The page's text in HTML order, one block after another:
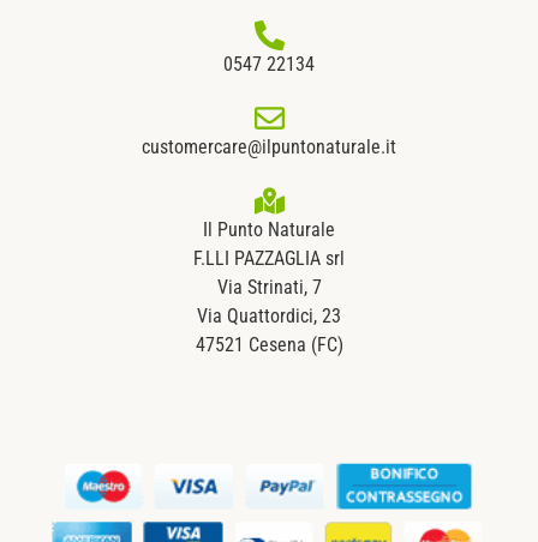
0547 22134
customercare@ilpuntonaturale.it
Il Punto Naturale
F.LLI PAZZAGLIA srl
Via Strinati, 7
Via Quattordici, 23
47521 Cesena (FC)